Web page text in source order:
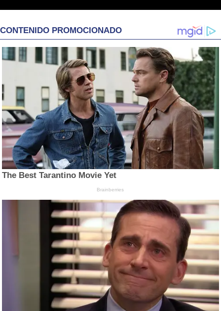
CONTENIDO PROMOCIONADO
The Best Tarantino Movie Yet
Brainberries